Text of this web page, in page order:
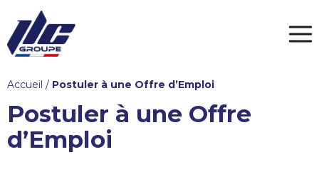
Accueil / Postuler à une Offre d’Emploi
Postuler à une Offre
d’Emploi